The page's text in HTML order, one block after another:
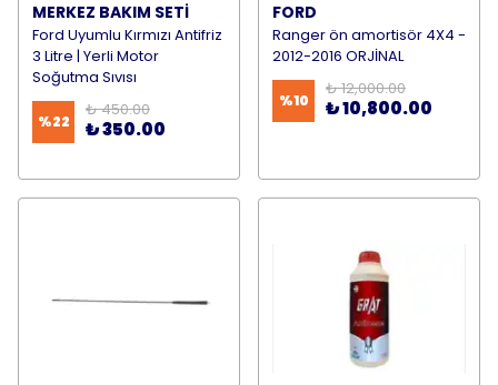
MERKEZ BAKIM SETİ
Ford Uyumlu Kırmızı Antifriz
3 Litre | Yerli Motor
Soğutma Sıvısı
%22
₺ 450.00
₺ 350.00
FORD
Ranger ön amortisör 4X4 -
2012-2016 ORJİNAL
%10
₺ 12,000.00
₺ 10,800.00